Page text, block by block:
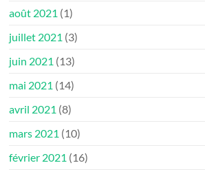
août 2021 (1)
juillet 2021 (3)
juin 2021 (13)
mai 2021 (14)
avril 2021 (8)
mars 2021 (10)
février 2021 (16)